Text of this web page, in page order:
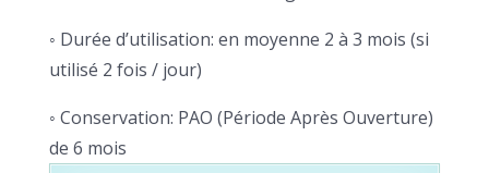
◦ Durée d’utilisation: en moyenne 2 à 3 mois (si
utilisé 2 fois / jour)
◦ Conservation: PAO (Période Après Ouverture)
de 6 mois